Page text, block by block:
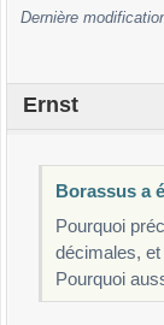
Dernière
Ernst
Borassus a
Pourquoi
décimales,
Pourquoi